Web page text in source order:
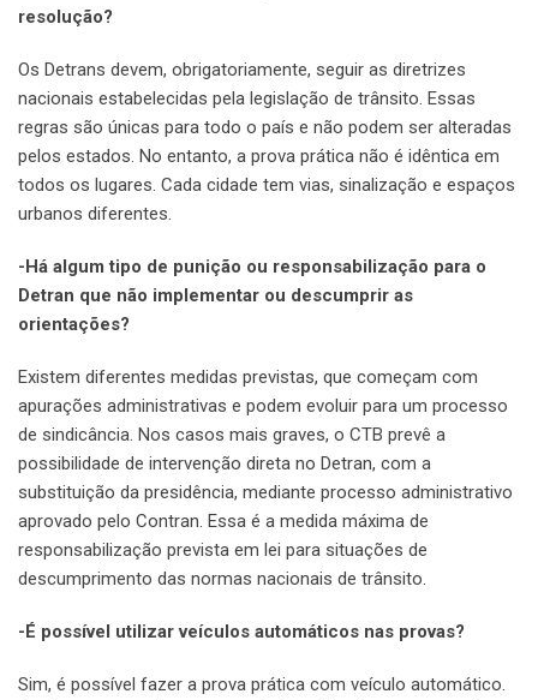
resolução?
Os Detrans devem, obrigatoriamente, seguir as diretrizes
nacionais estabelecidas pela legislação de trânsito. Essas
regras são únicas para todo o país e não podem ser alteradas
pelos estados. No entanto, a prova prática não é idêntica em
todos os lugares. Cada cidade tem vias, sinalização e espaços
urbanos diferentes.
-Há algum tipo de punição ou responsabilização para o
Detran que não implementar ou descumprir as
orientações?
Existem diferentes medidas previstas, que começam com
apurações administrativas e podem evoluir para um processo
de sindicância. Nos casos mais graves, o CTB prevê a
possibilidade de intervenção direta no Detran, com a
substituição da presidência, mediante processo administrativo
aprovado pelo Contran. Essa é a medida máxima de
responsabilização prevista em lei para situações de
descumprimento das normas nacionais de trânsito.
-É possível utilizar veículos automáticos nas provas?
Sim, é possível fazer a prova prática com veículo automático.